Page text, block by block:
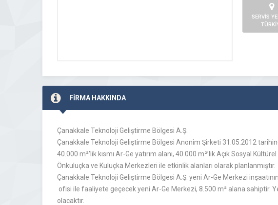
SERVİS
FİRMA HAKKINDA
Çanakkale Teknoloji Geliştirme Bölgesi A.Ş.
Çanakkale Teknoloji Geliştirme Bölgesi Anonim Şirketi 31.05.2012
40.000 m²’lik kısmı Ar-Ge yatırım alanı, 40.000 m²’lik Açık Sosyal
Önkuluçka ve Kuluçka Merkezleri ile etkinlik alanları olarak planlanmıştır.
Çanakkale Teknoloji Geliştirme Bölgesi A.Ş. yeni Ar-Ge Merkezi
ofisi ile faaliyete geçecek yeni Ar-Ge Merkezi, 8.500 m² alana sahiptir.
olacaktır.